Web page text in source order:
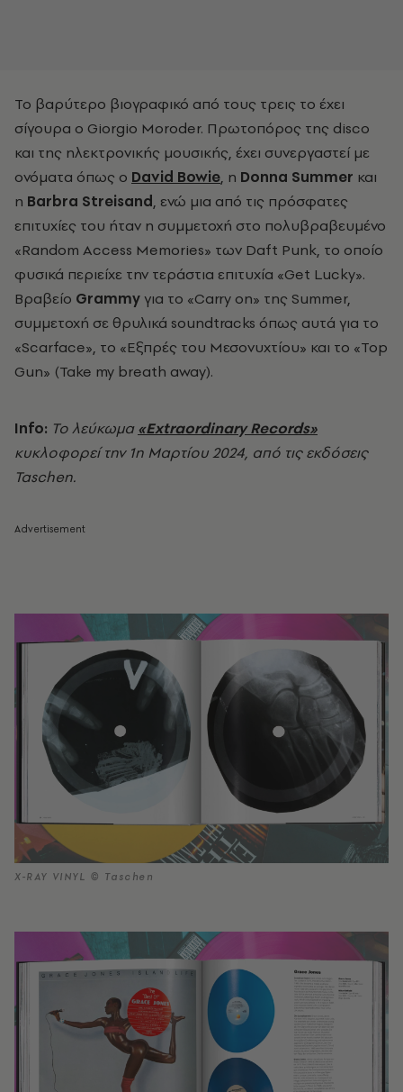
Το βαρύτερο βιογραφικό από τους τρεις το έχει
σίγουρα ο Giorgio Moroder. Πρωτοπόρος της disco
και της ηλεκτρονικής μουσικής, έχει συνεργαστεί με
ονόματα όπως ο David Bowie, η Donna Summer και
η Barbra Streisand, ενώ μια από τις πρόσφατες
επιτυχίες του ήταν η συμμετοχή στο πολυβραβευμένο
«Random Access Memories» των Daft Punk, το οποίο
φυσικά περιείχε την τεράστια επιτυχία «Get Lucky».
Βραβείο Grammyγια το «Carry on» της Summer,
συμμετοχή σε θρυλικά soundtracks όπως αυτά για το
«Scarface», το «Εξπρές του Μεσονυχτίου» και το «Top
Gun» (Take my breath away).
Info: Το λεύκωμα«Extraordinary Records»
κυκλοφορεί την 1η Μαρτίου 2024, από τις εκδόσεις
Taschen.
X-RAY VINYL © Taschen